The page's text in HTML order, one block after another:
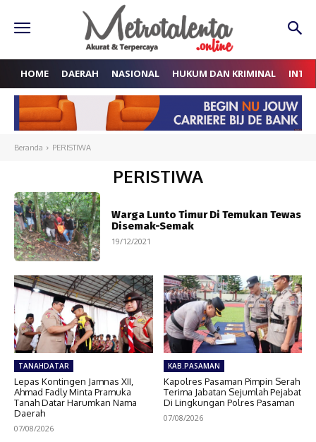
HOME DAERAH NASIONAL HUKUM DAN KRIMINAL
Beranda PERISTIWA
PERISTIWA
Warga Lunto Timur Di Temukan Tewas
Disemak-Semak
19/12/2021
TANAHDATAR
Lepas Kontingen Jamnas XII,
Ahmad Fadly Minta Pramuka
Tanah Datar Harumkan Nama
Daerah
07/08/2026
KAB.PASAMAN
Kapolres Pasaman Pimpin Serah
Terima Jabatan Sejumlah Pejabat
Di Lingkungan Polres Pasaman
07/08/2026